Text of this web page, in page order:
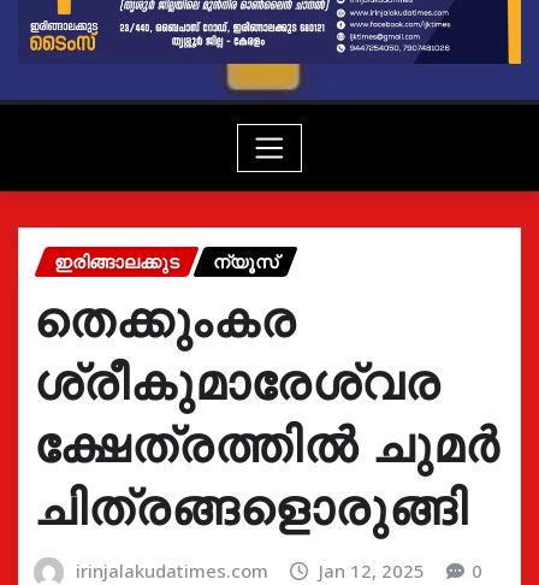
ഇരിങ്ങാലക്കുട ന്യൂസ്
തെക്കുംകര
ശ്രീകുമാരേശ്വര
ക്ഷേത്രത്തിൽ ചുമർ
ചിത്രങ്ങളൊരുങ്ങി
irinjalakudatimes.com Jan 12, 2025 0